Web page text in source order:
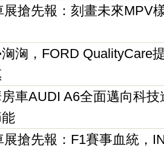
展搶先報：刻畫未來MPV
洶，FORD QualityCare
車AUDI A6全面邁向科
搶先報：F1賽事血統，